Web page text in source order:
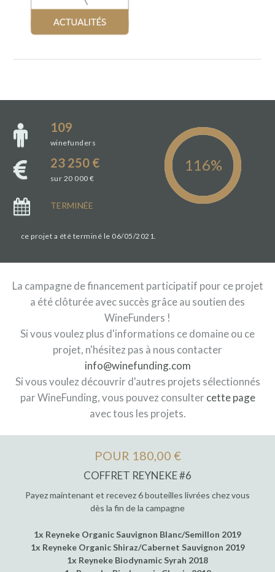
109
winefunders
23 250 €
sur 20 000 €
TERMINÉE
ce projet a été terminé le 06/05/2021.
La campagne de financement participatif pour ce projet
a été clôturée avec succès grâce au soutien des
WineFunders !
Si vous voulez plus d'informations ce domaine ou ce
projet, n'hésitez pas à nous contacter
info@winefunding.com
Si vous voulez découvrir d'autres projets sélectionnés
par WineFunding, vous pouvez consulter cette page
avec tous les projets.
POUR 180,00 €
COFFRET REYNEKE #6
Payez maintenant et recevez 6 bouteilles livrées chez vous
dès la fin de la campagne
1x Reyneke Organic Sauvignon Blanc/Semillon 2019
1x Reyneke Organic Shiraz/Cabernet Sauvignon 2019
1x Reyneke Biodynamic Syrah 2018